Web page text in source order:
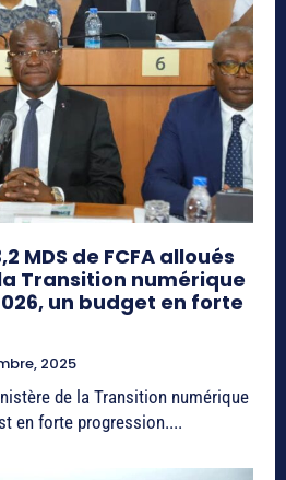
MDS de FCFA alloués
Transition numérique
un budget en forte
2025
de la Transition numérique
en forte progression....